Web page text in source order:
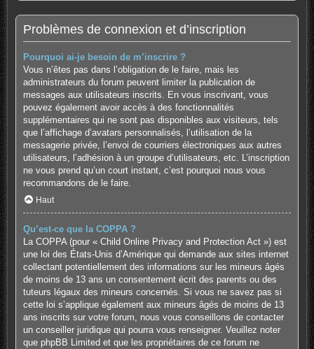
Problèmes de connexion et d’inscription
Pourquoi ai-je besoin de m’inscrire ?
Vous n’êtes pas dans l’obligation de le faire, mais les
administrateurs du forum peuvent limiter la publication de
messages aux utilisateurs inscrits. En vous inscrivant, vous
pouvez également avoir accès à des fonctionnalités
supplémentaires qui ne sont pas disponibles aux visiteurs, tels
que l’affichage d’avatars personnalisés, l’utilisation de la
messagerie privée, l’envoi de courriers électroniques aux autres
utilisateurs, l’adhésion à un groupe d’utilisateurs, etc. L’inscription
ne vous prend qu’un court instant, c’est pourquoi nous vous
recommandons de le faire.
Haut
Qu’est-ce que la COPPA ?
La COPPA (pour « Child Online Privacy and Protection Act ») est
une loi des États-Unis d’Amérique qui demande aux sites internet
collectant potentiellement des informations sur les mineurs âgés
de moins de 13 ans un consentement écrit des parents ou des
tuteurs légaux des mineurs concernés. Si vous ne savez pas si
cette loi s’applique également aux mineurs âgés de moins de 13
ans inscrits sur votre forum, nous vous conseillons de contacter
un conseiller juridique qui pourra vous renseigner. Veuillez noter
que phpBB Limited et que les propriétaires de ce forum ne